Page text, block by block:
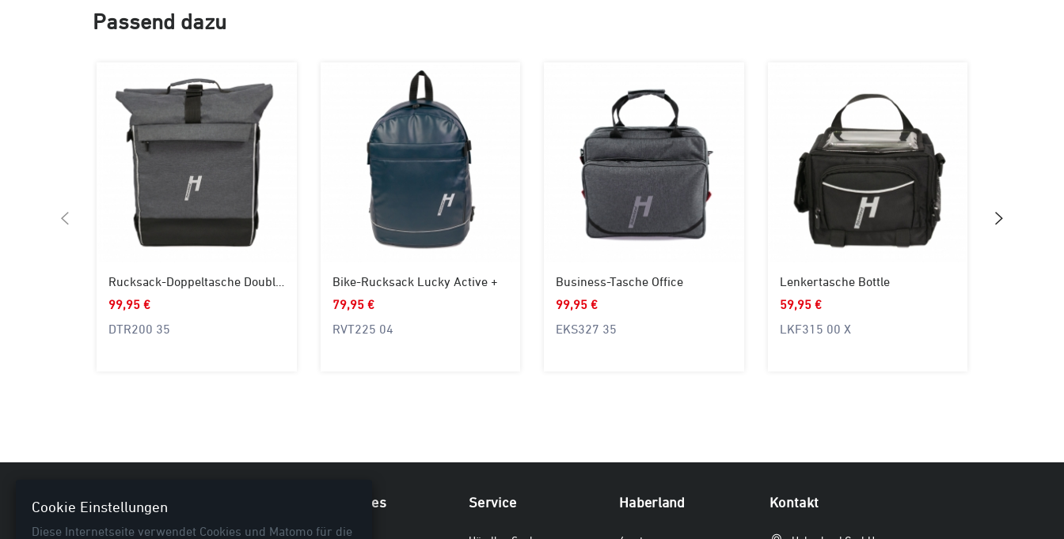
Passend dazu
99,95 €
DTR200 35
Bike-Rucksack Lucky Active +
79,95 €
RVT225 04
Business-Tasche Office
99,95 €
EKS327 35
Lenkertasche Bottle
59,95 €
LKF315 00 X
Nützliches Service Haberland Kontakt
Cookie Einstellungen
Diese Internetseite verwendet Cookies und Matomo für die